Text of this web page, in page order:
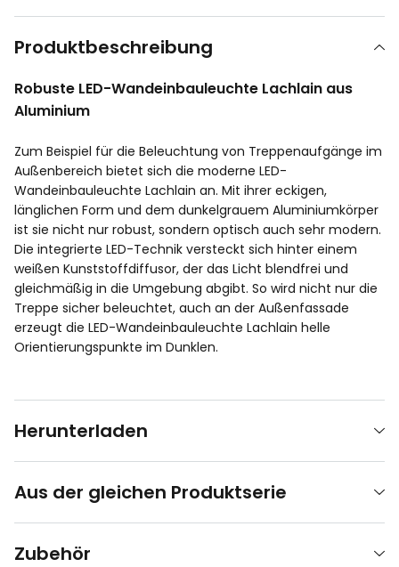
Produktbeschreibung
Robuste LED-Wandeinbauleuchte Lachlain aus
Aluminium
Zum Beispiel für die Beleuchtung von Treppenaufgänge im
Außenbereich bietet sich die moderne LED-
Wandeinbauleuchte Lachlain an. Mit ihrer eckigen,
länglichen Form und dem dunkelgrauem Aluminiumkörper
ist sie nicht nur robust, sondern optisch auch sehr modern.
Die integrierte LED-Technik versteckt sich hinter einem
weißen Kunststoffdiffusor, der das Licht blendfrei und
gleichmäßig in die Umgebung abgibt. So wird nicht nur die
Treppe sicher beleuchtet, auch an der Außenfassade
erzeugt die LED-Wandeinbauleuchte Lachlain helle
Orientierungspunkte im Dunklen.
Herunterladen
Aus der gleichen Produktserie
Zubehör